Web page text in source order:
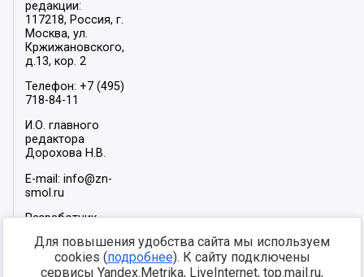
редакции:
117218, Россия, г.
Москва, ул.
Кржижановского,
д.13, кор. 2
Телефон: +7 (495)
718-84-11
И.О. главного
редактора
Дорохова Н.В.
E-mail: info@zn-
smol.ru
Разработчик
2026
Мы в социальных
Для повышения удобства сайта мы используем
cookies (подробнее). К сайту подключены
сервисы Yandex.Metrika, LiveInternet, top.mail.ru,